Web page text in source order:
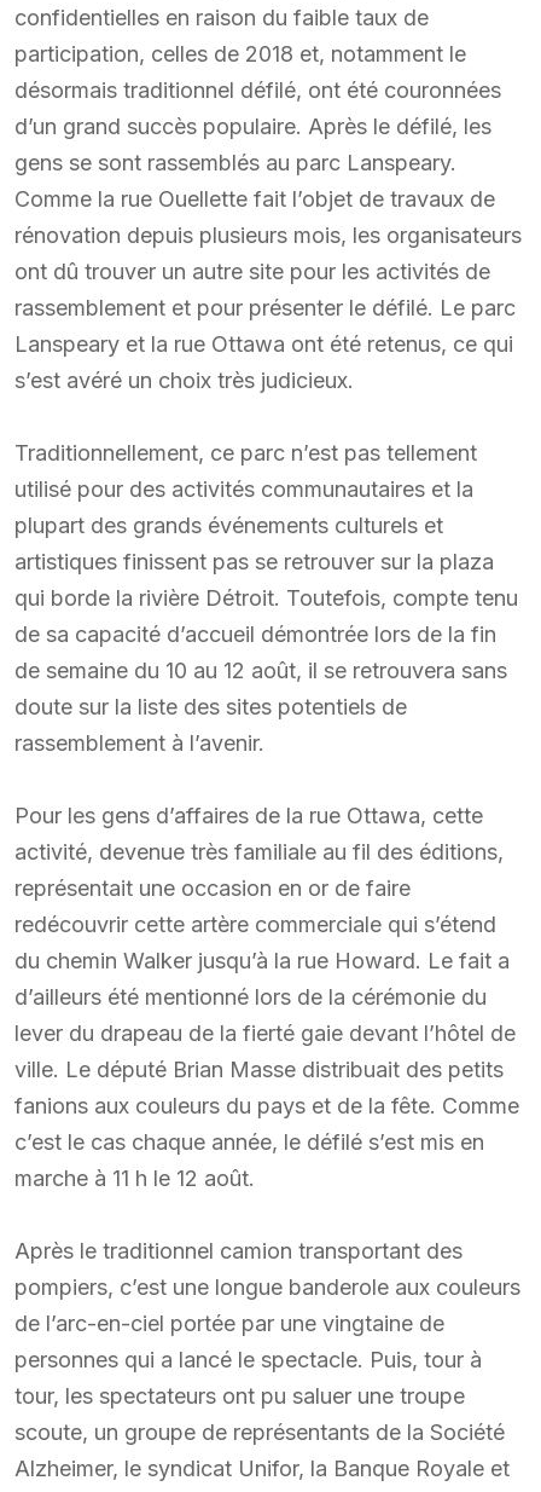
confidentielles en raison du faible taux de
participation, celles de 2018 et, notamment le
désormais traditionnel défilé, ont été couronnées
d’un grand succès populaire. Après le défilé, les
gens se sont rassemblés au parc Lanspeary.
Comme la rue Ouellette fait l’objet de travaux de
rénovation depuis plusieurs mois, les organisateurs
ont dû trouver un autre site pour les activités de
rassemblement et pour présenter le défilé. Le parc
Lanspeary et la rue Ottawa ont été retenus, ce qui
s’est avéré un choix très judicieux.
Traditionnellement, ce parc n’est pas tellement
utilisé pour des activités communautaires et la
plupart des grands événements culturels et
artistiques finissent pas se retrouver sur la plaza
qui borde la rivière Détroit. Toutefois, compte tenu
de sa capacité d’accueil démontrée lors de la fin
de semaine du 10 au 12 août, il se retrouvera sans
doute sur la liste des sites potentiels de
rassemblement à l’avenir.
Pour les gens d’affaires de la rue Ottawa, cette
activité, devenue très familiale au fil des éditions,
représentait une occasion en or de faire
redécouvrir cette artère commerciale qui s’étend
du chemin Walker jusqu’à la rue Howard. Le fait a
d’ailleurs été mentionné lors de la cérémonie du
lever du drapeau de la fierté gaie devant l’hôtel de
ville. Le député Brian Masse distribuait des petits
fanions aux couleurs du pays et de la fête. Comme
c’est le cas chaque année, le défilé s’est mis en
marche à 11 h le 12 août.
Après le traditionnel camion transportant des
pompiers, c’est une longue banderole aux couleurs
de l’arc-en-ciel portée par une vingtaine de
personnes qui a lancé le spectacle. Puis, tour à
tour, les spectateurs ont pu saluer une troupe
scoute, un groupe de représentants de la Société
Alzheimer, le syndicat Unifor, la Banque Royale et